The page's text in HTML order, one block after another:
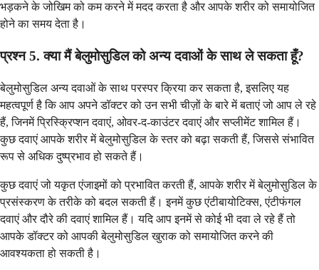
भड़कने के जोखिम को कम करने में मदद करता है और आपके शरीर को समायोजित
होने का समय देता है।
प्रश्न 5. क्या मैं बेलुमोसुडिल को अन्य दवाओं के साथ ले सकता हूँ?
बेलुमोसुडिल अन्य दवाओं के साथ परस्पर क्रिया कर सकता है, इसलिए यह
महत्वपूर्ण है कि आप अपने डॉक्टर को उन सभी चीज़ों के बारे में बताएं जो आप ले रहे
हैं, जिनमें प्रिस्क्रिप्शन दवाएं, ओवर-द-काउंटर दवाएं और सप्लीमेंट शामिल हैं।
कुछ दवाएं आपके शरीर में बेलुमोसुडिल के स्तर को बढ़ा सकती हैं, जिससे संभावित
रूप से अधिक दुष्प्रभाव हो सकते हैं।
कुछ दवाएं जो यकृत एंजाइमों को प्रभावित करती हैं, आपके शरीर में बेलुमोसुडिल के
प्रसंस्करण के तरीके को बदल सकती हैं। इनमें कुछ एंटीबायोटिक्स, एंटीफंगल
दवाएं और दौरे की दवाएं शामिल हैं। यदि आप इनमें से कोई भी दवा ले रहे हैं तो
आपके डॉक्टर को आपकी बेलुमोसुडिल खुराक को समायोजित करने की
आवश्यकता हो सकती है।